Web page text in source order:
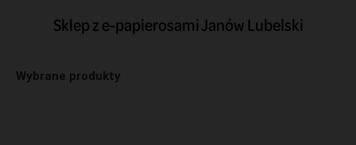
Sklep z e-papierosami Janów Lubelski
Wybrane produkty